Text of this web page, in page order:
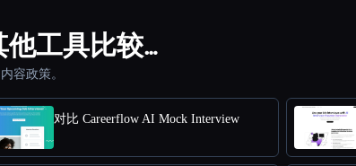
他工具比较…
容政策。
对比 Careerflow AI Mock Interview